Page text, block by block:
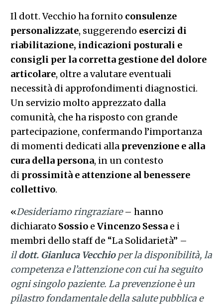
Il dott. Vecchio ha fornito consulenze
personalizzate, suggerendo esercizi di
riabilitazione, indicazioni posturali e
consigli per la corretta gestione del dolore
articolare, oltre a valutare eventuali
necessità di approfondimenti diagnostici.
Un servizio molto apprezzato dalla
comunità, che ha risposto con grande
partecipazione, confermando l’importanza
di momenti dedicati alla prevenzione e alla
cura della persona, in un contesto
di prossimità e attenzione al benessere
collettivo.
«Desideriamo ringraziare– hanno
dichiarato Sossio e Vincenzo Sessae i
membri dello staff de “La Solidarietà” –
ildott. Gianluca Vecchioper la disponibilità, la
competenza e l’attenzione con cui ha seguito
ogni singolo paziente. La prevenzione è un
pilastro fondamentale della salute pubblica e